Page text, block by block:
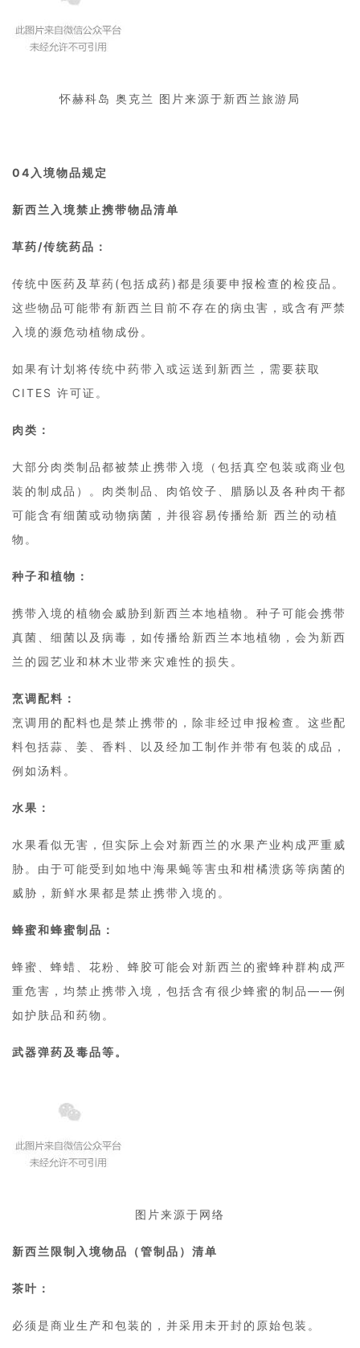
怀赫科岛 奥克兰 图片来源于新西兰旅游局
04 入境物品规定
新西兰入境禁止携带物品清单
草药/传统药品：
传统中医药及草药(包括成药)都是须要申报检查的检疫品。
这些物品可能带有新西兰目前不存在的病虫害，或含有严禁
入境的濒危动植物成份。
如果有计划将传统中药带入或运送到新西兰，需要获取
CITES 许可证。
肉类：
大部分肉类制品都被禁止携带入境（包括真空包装或商业包
装的制成品）。肉类制品、肉馅饺子、腊肠以及各种肉干都
可能含有细菌或动物病菌，并很容易传播给新 西兰的动植
物。
种子和植物：
携带入境的植物会威胁到新西兰本地植物。种子可能会携带
真菌、细菌以及病毒，如传播给新西兰本地植物，会为新西
兰的园艺业和林木业带来灾难性的损失。
烹调配料：
烹调用的配料也是禁止携带的，除非经过申报检查。这些配
料包括蒜、姜、香料、以及经加工制作并带有包装的成品，
例如汤料。
水果：
水果看似无害，但实际上会对新西兰的水果产业构成严重威
胁。由于可能受到如地中海果蝇等害虫和柑橘溃疡等病菌的
威胁，新鲜水果都是禁止携带入境的。
蜂蜜和蜂蜜制品：
蜂蜜、蜂蜡、花粉、蜂胶可能会对新西兰的蜜蜂种群构成严
重危害，均禁止携带入境，包括含有很少蜂蜜的制品——例
如护肤品和药物。
武器弹药及毒品等。
图片来源于网络
新西兰限制入境物品（管制品）清单
茶叶：
必须是商业生产和包装的，并采用未开封的原始包装。